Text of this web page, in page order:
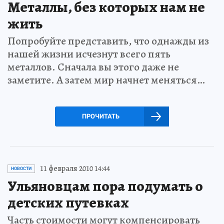
Металлы, без которых нам не
жить
Попробуйте представить, что однажды из
нашей жизни исчезнут всего пять
металлов. Сначала вы этого даже не
заметите. А затем мир начнет меняться…
ПРОЧИТАТЬ
НОВОСТИ 11 февраля 2010 14:44
Ульяновцам пора подумать о
детских путевках
Часть стоимости могут компенсировать